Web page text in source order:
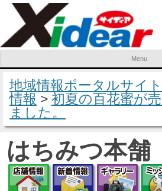
Menu
地域情報ポータルサイ
情報 > 初夏の百花蜜が
ました。
はちみつ本舗
店舗情報新着情報
ギ